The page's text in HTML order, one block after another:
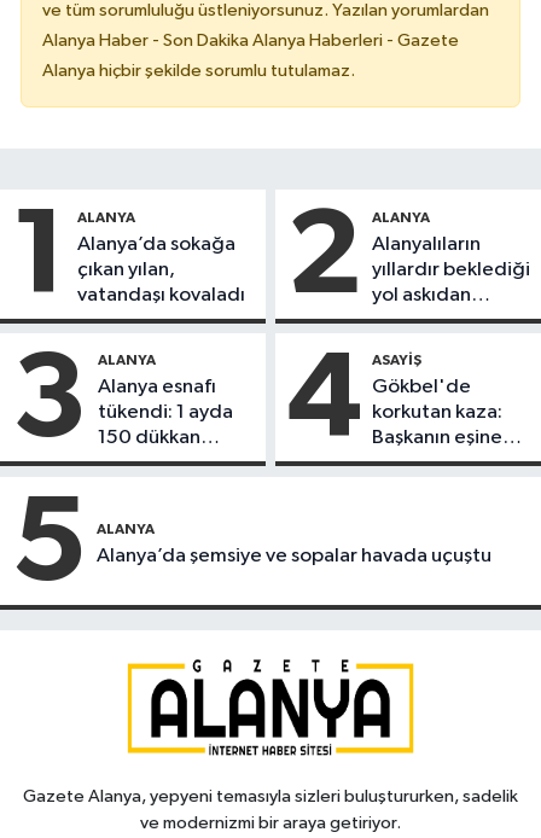
ve tüm sorumluluğu üstleniyorsunuz. Yazılan yorumlardan
Alanya Haber - Son Dakika Alanya Haberleri - Gazete
Alanya hiçbir şekilde sorumlu tutulamaz.
1 ALANYA
Alanya’da sokağa
çıkan yılan,
vatandaşı kovaladı
2 ALANYA
Alanyalıların
yıllardır beklediği
yol askıdan
döndü
3 ALANYA
Alanya esnafı
tükendi: 1 ayda
150 dükkan
kapandı
4 ASAYIŞ
Gökbel'de
korkutan kaza:
Başkanın eşine
motosiklet çarptı
5 ALANYA
Alanya’da şemsiye ve sopalar havada uçuştu
Gazete Alanya, yepyeni temasıyla sizleri buluştururken, sadelik
ve modernizmi bir araya getiriyor.